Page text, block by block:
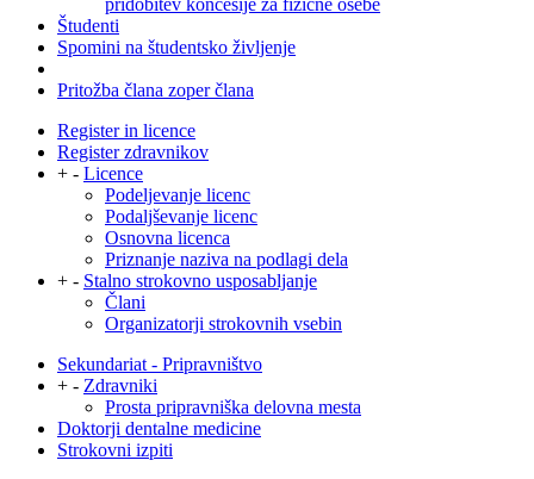
pridobitev koncesije za fizične osebe
Študenti
Spomini na študentsko življenje
Pritožba člana zoper člana
Register in licence
Register zdravnikov
+ - Licence
Podeljevanje licenc
Podaljševanje licenc
Osnovna licenca
Priznanje naziva na podlagi dela
+ - Stalno strokovno usposabljanje
Člani
Organizatorji strokovnih vsebin
Sekundariat - Pripravništvo
+ - Zdravniki
Prosta pripravniška delovna mesta
Doktorji dentalne medicine
Strokovni izpiti